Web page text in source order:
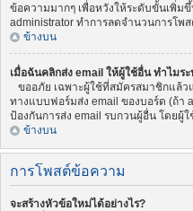
ข้อความมากๆ เพื่อหวังให้ระดับขั้นเพิ่ม
administrator ทำการลดจำนวนการโพ
ข้างบน
เมื่อฉันคลิกส่ง email ให้ผู้ใช้อื่น ทำไมร
ขออภัย เฉพาะผู้ใช้ที่สมัครสมาชิกแล้ว
ทางแบบฟอร์มส่ง email ของบอร์ด (ถ้
ป้องกันการส่ง email รบกวนผู้อื่น โดยผู้
ข้างบน
การโพสต์ข้อความ
จะสร้างหัวข้อใหม่ได้อย่างไร?